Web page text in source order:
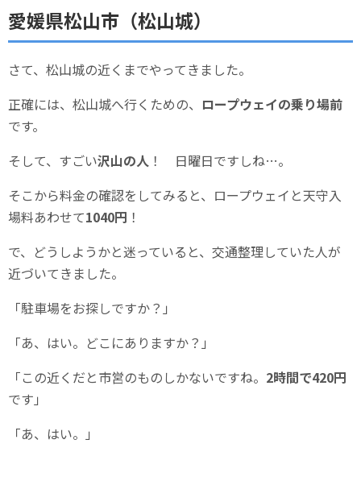
愛媛県松山市（松山城）
さて、松山城の近くまでやってきました。
正確には、松山城へ行くための、 ロープウェイの乗り場前
です。
そして、すごい沢山の人 ！ 日曜日ですしね…。
そこから料金の確認をしてみると、ロープウェイと天守入
場料あわせて1040円 ！
で、どうしようかと迷っていると、交通整理していた人が
近づいてきました。
「駐車場をお探しですか？」
「あ、はい。どこにありますか？」
「この近くだと市営のものしかないですね。 2時間で420円
です」
「あ、はい。」